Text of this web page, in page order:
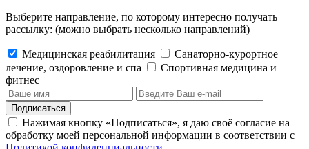
Выберите направление, по которому интересно получать
рассылку: (можно выбрать несколько направлений)
Медицинская реабилитация
Санаторно-курортное
лечение, оздоровление и спа
Cпортивная медицина и
фитнес
Подписаться
Нажимая кнопку «Подписаться», я даю своё согласие на
обработку моей персональной информации в соответствии с